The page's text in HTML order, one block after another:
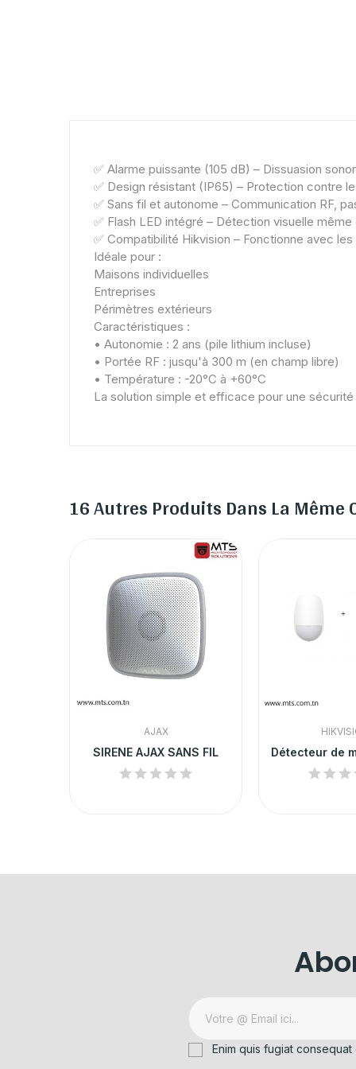
✅ Alarme puissante (105 dB) – Dissuasion
✅ Design résistant (IP65) – Protection contre
✅ Sans fil et autonome – Communication RF,
✅ Flash LED intégré – Détection visuelle même
✅ Compatibilité Hikvision – Fonctionne avec
Idéale pour :
Maisons individuelles
Entreprises
Périmètres extérieurs
Caractéristiques :
• Autonomie : 2 ans (pile lithium incluse)
• Portée RF : jusqu'à 300 m (en champ libre)
• Température : -20°C à +60°C
La solution simple et efficace pour une
16 Autres Produits Dans La Même
AJAX
SIRENE AJAX SANS FIL
Enim quis fugiat